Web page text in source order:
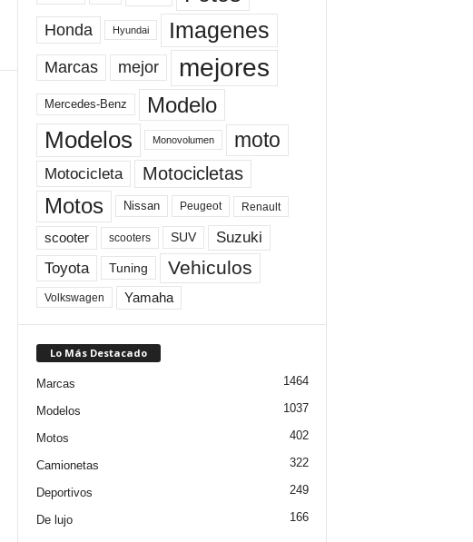
Honda Hyundai Imagenes
Marcas mejor mejores
Mercedes-Benz Modelo
Modelos Monovolumen moto
Motocicleta Motocicletas
Motos Nissan Peugeot Renault
scooter scooters SUV Suzuki
Toyota Tuning Vehiculos
Volkswagen Yamaha
Lo Más Destacado
Marcas 1464
Modelos 1037
Motos 402
Camionetas 322
Deportivos 249
De lujo 166